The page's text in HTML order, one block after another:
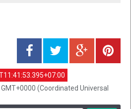
(Coordinated Universal